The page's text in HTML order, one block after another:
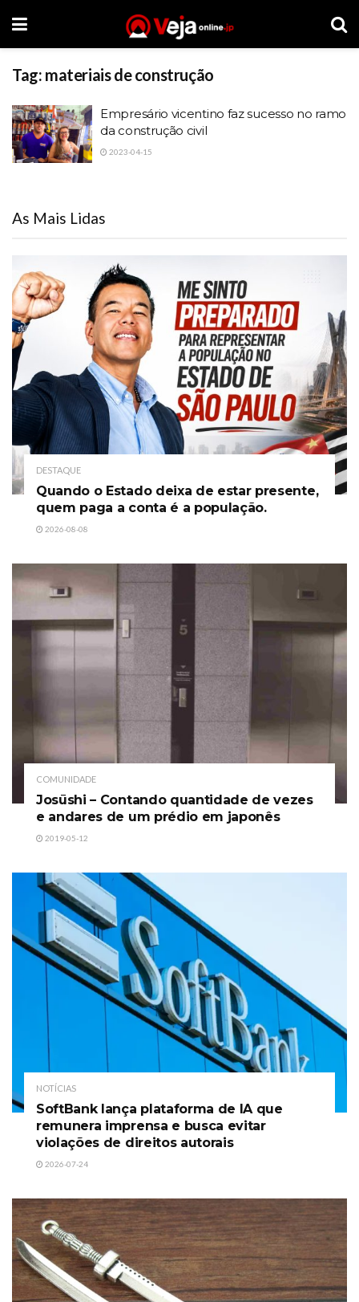
Tag: materiais de construção
Empresário vicentino faz sucesso no ramo
da construção civil
2023-04-15
As Mais Lidas
DESTAQUE
Quando o Estado deixa de estar presente,
quem paga a conta é a população.
2026-08-08
COMUNIDADE
Josūshi – Contando quantidade de vezes
e andares de um prédio em japonês
2019-05-12
NOTÍCIAS
SoftBank lança plataforma de IA que
remunera imprensa e busca evitar
violações de direitos autorais
2026-07-24